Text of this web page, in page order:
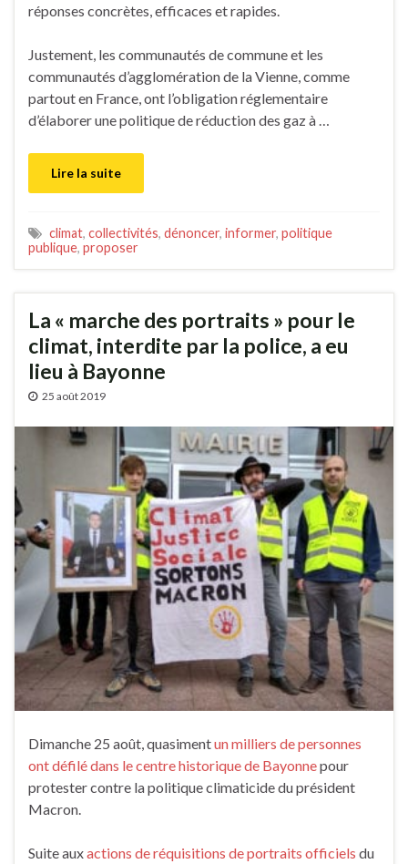
réponses concrètes, efficaces et rapides.
Justement, les communautés de commune et les
communautés d’agglomération de la Vienne, comme
partout en France, ont l’obligation réglementaire
d’élaborer une politique de réduction des gaz à …
Lire la suite
climat, collectivités, dénoncer, informer, politique
publique, proposer
La « marche des portraits » pour le
climat, interdite par la police, a eu
lieu à Bayonne
25 août 2019
Dimanche 25 août, quasimentun milliers de personnes
ont défilé dans le centre historique de Bayonnepour
protester contre la politique climaticide du président
Macron.
Suite auxactions de réquisitions de portraits officiels du